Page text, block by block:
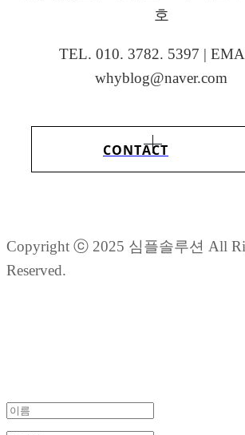
호
TEL. 010. 3782. 5397 |
whyblog@naver.com
CONTACT
Copyright ⓒ 2025 심플솔루션 All
Reserved.